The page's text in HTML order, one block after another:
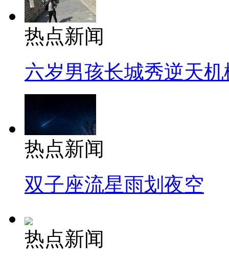
热点新闻
六岁男孩长城秀逆天机
热点新闻
双子座流星雨划夜空
热点新闻